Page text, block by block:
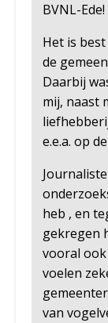
BVNL-Ede!
Het is
de
Daarbij
mij, naast
e.e.a. op
heb , en
gekregen
vooral
voelen
van